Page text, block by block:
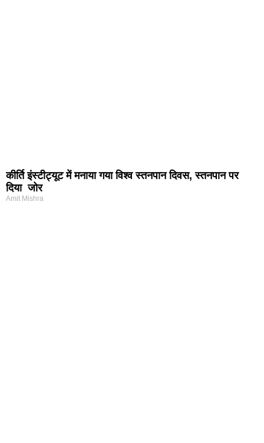
कीर्ति इंस्टीट्यूट में मनाया गया विश्व स्तनपान दिवस, स्तनपान पर
दिया जोर
Amit Mishra